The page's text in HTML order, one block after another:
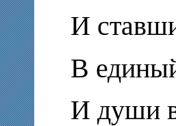
И
В
И души